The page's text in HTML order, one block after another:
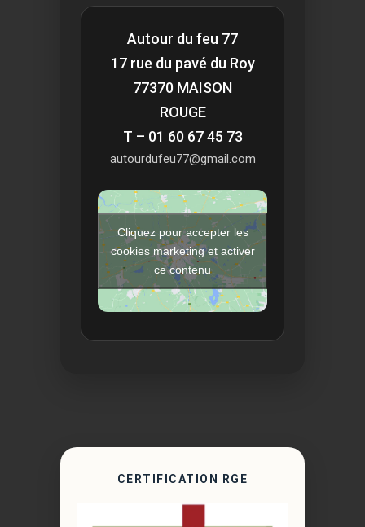
Autour du feu 77
17 rue du pavé du Roy
77370 MAISON
ROUGE
T – 01 60 67 45 73
autourdufeu77@gmail.com
Cliquez pour accepter les
cookies marketing et activer
ce contenu
CERTIFICATION RGE